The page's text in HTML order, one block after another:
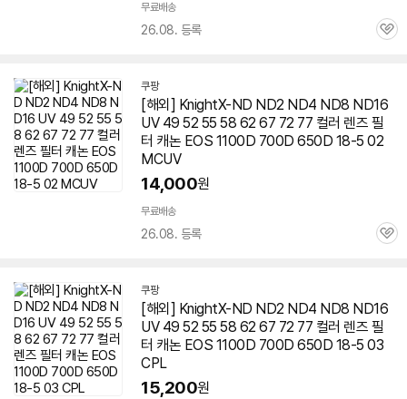
무료배송
26.08. 등록
관
쿠팡
[해외] KnightX-ND ND2 ND4 ND8 ND16
UV 49 52 55 58 62 67 72 77 컬러 렌즈 필
터 캐논 EOS 1100D 700D 650D 18-5 02
MCUV
14,000원
무료배송
26.08. 등록
관
쿠팡
[해외] KnightX-ND ND2 ND4 ND8 ND16
UV 49 52 55 58 62 67 72 77 컬러 렌즈 필
터 캐논 EOS 1100D 700D 650D 18-5 03
CPL
15,200원